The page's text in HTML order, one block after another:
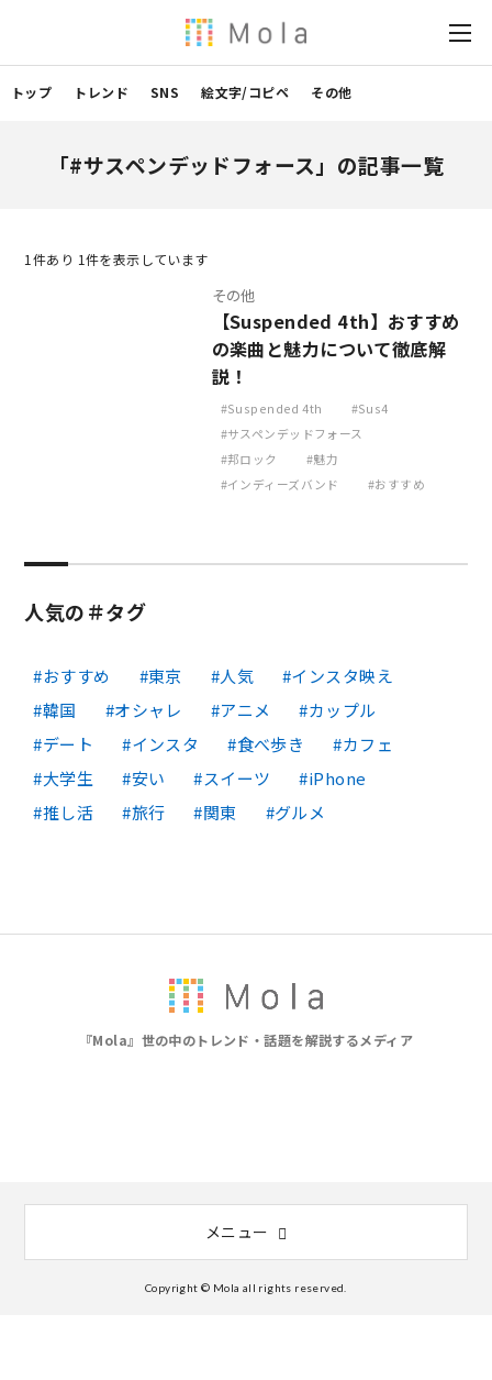
トップ トレンド SNS 絵文字/コピペ その他
「#サスペンデッドフォース」の記事一覧
1 件あり 1件を表示しています
その他
【Suspended 4th】おすすめ
の楽曲と魅力について徹底解
説！
Suspended 4th
Sus4
サスペンデッドフォース
邦ロック
魅力
インディーズバンド
おすすめ
人気の＃タグ
おすすめ 東京 人気
インスタ映え
韓国
オシャレ アニメ
カップル
デート
インスタ 食べ歩き
カフェ
大学生
安い スイーツ
iPhone
推し活
旅行 関東 グルメ
『Mola』世の中のトレンド・話題を解説するメディア
メニュー
Copyright © Mola all rights reserved.